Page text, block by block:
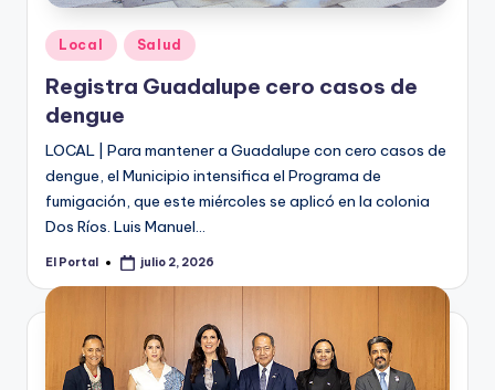
Publicado
en
Local Salud
Registra Guadalupe cero casos de
dengue
LOCAL | Para mantener a Guadalupe con cero casos de
dengue, el Municipio intensifica el Programa de
fumigación, que este miércoles se aplicó en la colonia
Dos Ríos. Luis Manuel…
Publicado
El Portal julio 2, 2026